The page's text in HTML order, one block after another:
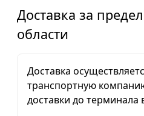
Доставка за
области
Доставка
транспортную
доставки до терминала